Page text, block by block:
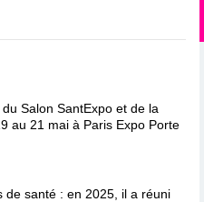
Salon SantExpo et de la
au 21 mai à Paris Expo Porte
de santé : en 2025, il a réuni